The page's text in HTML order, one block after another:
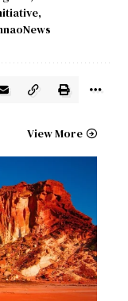
,
View More